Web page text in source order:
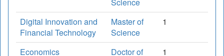
Digital Innovation and
Financial Technology
Master of
Science
1
Economics
Doctor of
1